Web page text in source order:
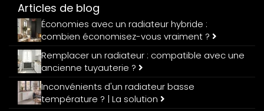
Articles de blog
Économies avec un radiateur hybride :
combien économisez-vous vraiment ?
Remplacer un radiateur : compatible avec une
ancienne tuyauterie ?
Inconvénients d'un radiateur basse
température ? | La solution